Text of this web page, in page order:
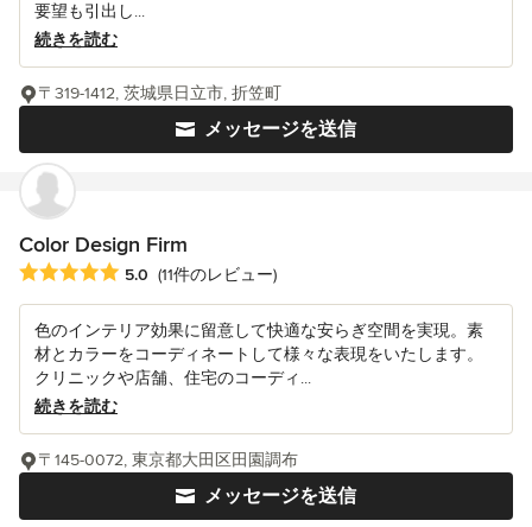
要望も引出し...
続きを読む
メッセージを送信
〒319-1412, 茨城県日立市, 折笠町
Color Design Firm
平均評価：5つ星中 星5
5.0 (11件のレビュー)
色のインテリア効果に留意して快適な安らぎ空間を実現。素
材とカラーをコーディネートして様々な表現をいたします。
クリニックや店舗、住宅のコーディ...
続きを読む
メッセージを送信
〒145-0072, 東京都大田区田園調布